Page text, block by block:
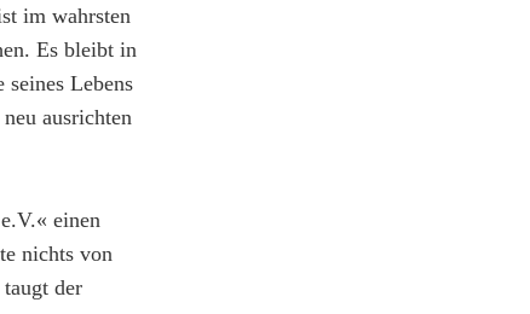
im wahrsten
Es bleibt in
Lebens
ausrichten
einen
nichts von
der